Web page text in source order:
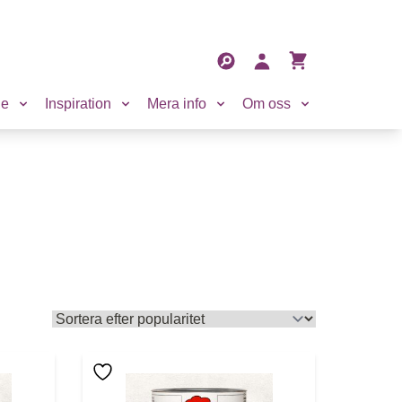
Sökfält
Sök
Mitt kontoVisa varukorg
Inspiration Mera info Om oss
väljas på produktsidan
varianter. De olika alternativen kan väljas på
Den här produkten har flera varianter. De